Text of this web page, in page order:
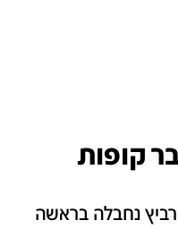
קופות
נחבלה בראשה